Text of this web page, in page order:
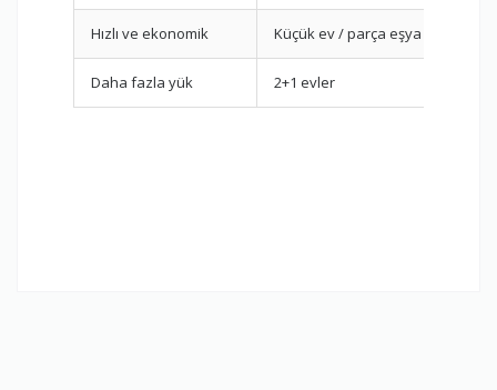
Hızlı ve ekonomik Küçük ev / parça eşya
Daha fazla yük 2+1 evler